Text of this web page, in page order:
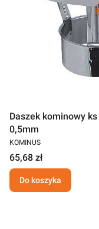
Daszek kominowy
0,5mm
KOMINUS
65,68 zł
Do koszyka